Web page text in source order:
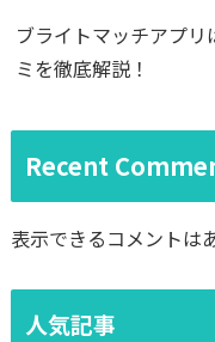
ブライトマッチアプ
ミを徹底解説！
Recent
表示できるコメントは
人気記事